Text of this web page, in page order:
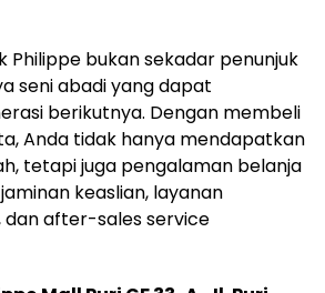
Philippe bukan sekadar penunjuk
seni abadi yang dapat
berikutnya. Dengan membeli
Anda tidak hanya mendapatkan
tetapi juga pengalaman belanja
keaslian, layanan
dan after-sales service